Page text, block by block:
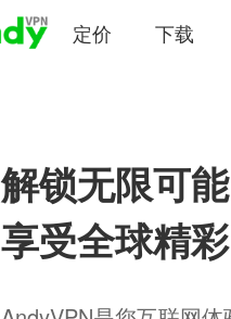
定价 下载
解锁无限可能
享受全球精彩